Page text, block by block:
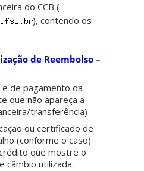
do CCB (
), contendo os
de Reembolso –
de pagamento da
que não apareça a
transferência)
ou certificado de
(conforme o caso)
que mostre o
câmbio utilizada.